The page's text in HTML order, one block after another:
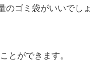
のゴミ袋がいいでしょ
とができます。